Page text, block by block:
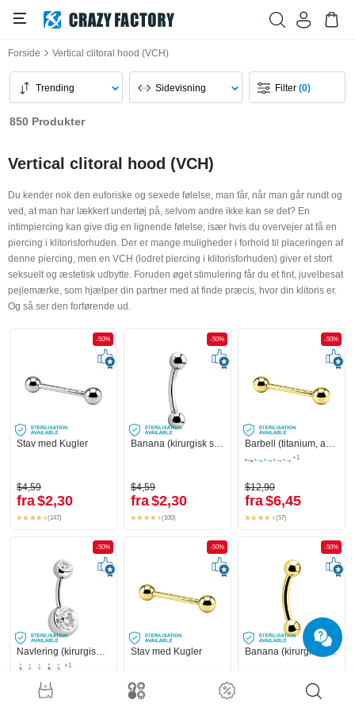
Forside Vertical clitoral hood (VCH)
Trending Sidevisning Filter(0)
850 Produkter
Vertical clitoral hood (VCH)
Du kender nok den euforiske og sexede følelse, man får, når man går rundt og
ved, at man har lækkert undertøj på, selvom andre ikke kan se det? En
intimpiercing kan give dig en lignende følelse, især hvis du overvejer at få en
piercing i klitorisforhuden. Der er mange muligheder i forhold til placeringen af
denne piercing, men en VCH (lodret piercing i klitorisforhuden) giver et stort
seksuelt og æstetisk udbytte. Foruden øget stimulering får du et fint, juvelbesat
pejlemærke, som hjælper din partner med at finde præcis, hvor din klitoris er.
Og så ser den forførende ud.
-50%
Stav med Kugler
$4,59
fra$2,30
(147)
-50%
Banana (kirurgisk stål, sølv, blank finish) med Kugler
$4,59
fra$2,30
(100)
-50%
Barbell (titanium, anodized) med Kugler
+1
$12,90
fra$6,45
(57)
-50%
+1
$16,90
-50%
Stav med Kugler
$17,90
-50%
Banana (kirurgisk stål, guld, blank finish)